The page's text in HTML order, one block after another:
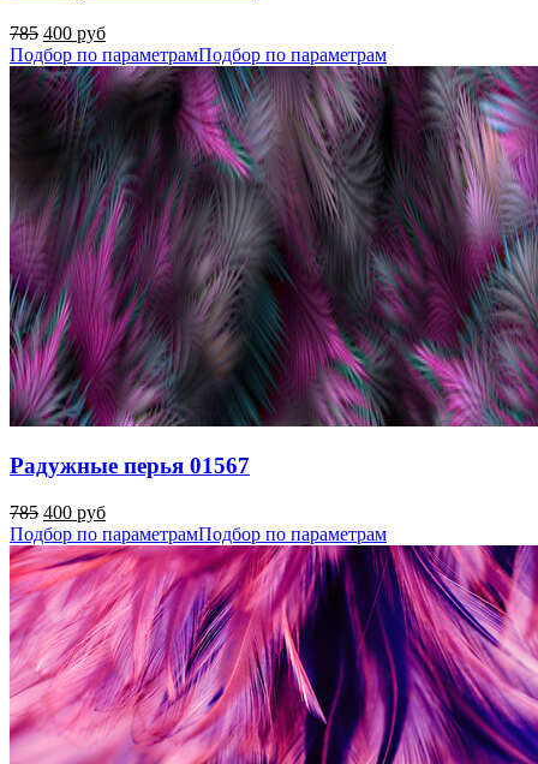
785 400 руб
Подбор по параметрамПодбор по параметрам
Радужные перья 01567
785 400 руб
Подбор по параметрамПодбор по параметрам